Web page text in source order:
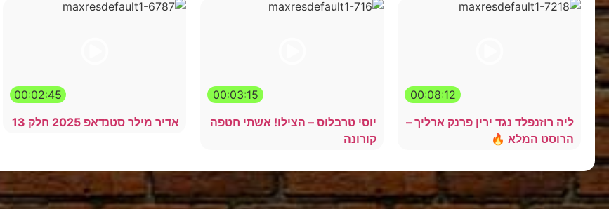
00:08:12
ליה רוזנפלד נגד ירין פרנק ארליך –
הרוסט המלא 🔥
00:03:15
יוסי טרבלוס – הצילו! אשתי חטפה
קורונה
00:02:45
אדיר מילר סטנדאפ 2025 חלק 13